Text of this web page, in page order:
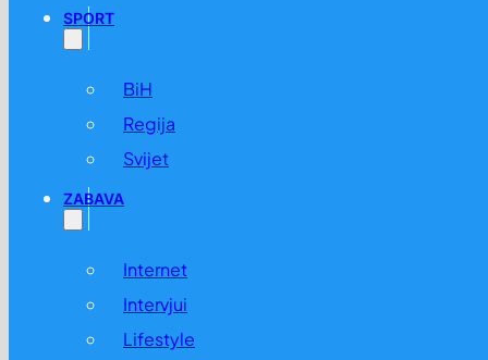
SPORT
BiH
Regija
Svijet
ZABAVA
Internet
Intervjui
Lifestyle